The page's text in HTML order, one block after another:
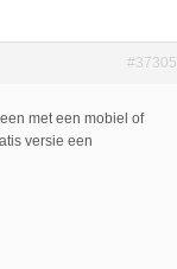
#37305
met een mobiel of
versie een